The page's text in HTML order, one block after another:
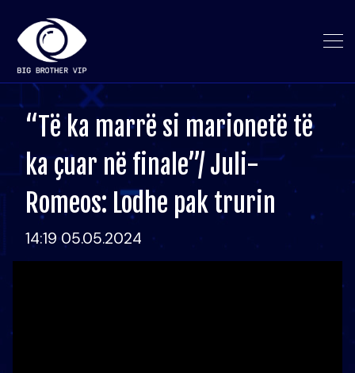
“Të ka marrë si marionetë të
ka çuar në finale”/ Juli-
Romeos: Lodhe pak trurin
14:19 05.05.2024